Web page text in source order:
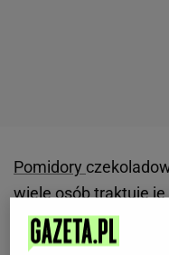
Pomidory
wiele osób traktuje
Charakteryzują się
odcieniami brązu,